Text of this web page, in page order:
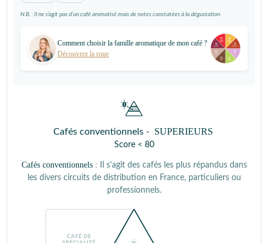
N.B. : Il ne s’agit pas d’un café aromatisé mais de notes constatées à la dégustation
Comment choisir la famille aromatique de mon café ?
Découvrez la roue
Cafés conventionnels - SUPERIEURS
Score < 80
Cafés conventionnels : Il s'agit des cafés les plus répandus dans
les divers circuits de distribution en France, particuliers ou
professionnels.